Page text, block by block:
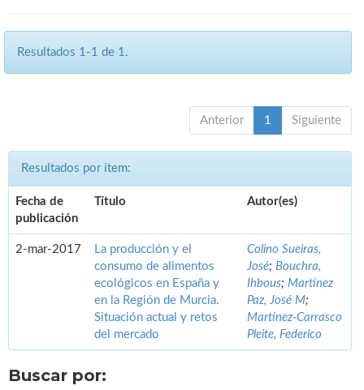
Resultados 1-1 de 1.
Anterior 1 Siguiente
Resultados por ítem:
Fecha de
publicación
Título Autor(es)
2-mar-2017
La producción y el
consumo de alimentos
ecológicos en España y
en la Región de Murcia.
Situación actual y retos
del mercado
Colino Sueiras,
José; Bouchra,
Ihbous; Martínez
Paz, José M;
Martínez-Carrasco
Pleite, Federico
Buscar por: